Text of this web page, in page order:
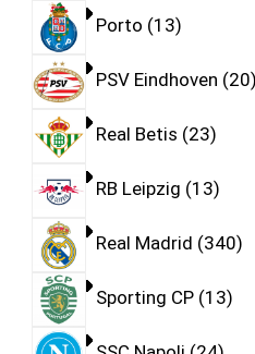
Porto 13
PSV Eindhoven 20
Real Betis 23
RB Leipzig 13
Real Madrid 340
Sporting CP 13